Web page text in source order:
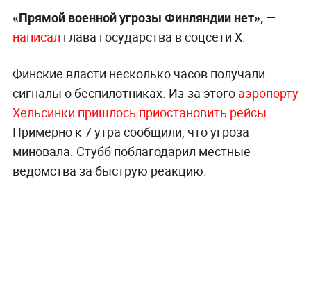
«Прямой военной угрозы Финляндии нет»,—
написал глава государства в соцсети X.
Финские власти несколько часов получали
сигналы о беспилотниках. Из-за этогоаэропорту
Хельсинки пришлось приостановить рейсы.
Примерно к 7 утра сообщили, что угроза
миновала. Стубб поблагодарил местные
ведомства за быструю реакцию.